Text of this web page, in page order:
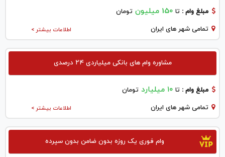
مبلغ وام : تا 150 میلیون تومان
اطلاعات بیشتر > تمامی شهر های ایران
مشاوره وام های بانکی میلیاردی ۲۴ درصدی
مبلغ وام : تا ۱۰ میلیارد تومان
اطلاعات بیشتر > تمامی شهر های ایران
وام فوری یک روزه بدون ضامن بدون سپرده